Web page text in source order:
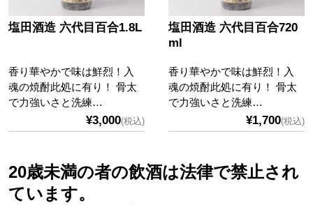
塩田酒造 六代目百合1.8L
香り華やかで味は鮮烈！入
魂の焼酎此処に有り！ 骨太
で力強いさと洗練…
¥3,000(税込)
塩田酒造 六代目百合720
ml
香り華やかで味は鮮烈！入
魂の焼酎此処に有り！ 骨太
で力強いさと洗練…
¥1,700(税込)
20歳未満の者の飲酒は法律で禁止され
ています。